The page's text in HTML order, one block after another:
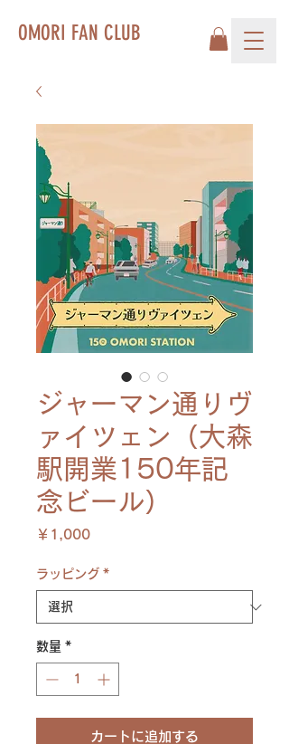
OMORI FAN CLUB
ジャーマン通りヴ
ァイツェン（大森
駅開業150年記
念ビール）
￥1,000価
ラッピング *
数量 *
カートに追加する